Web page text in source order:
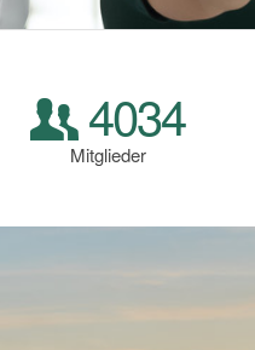
4034
Mitglieder